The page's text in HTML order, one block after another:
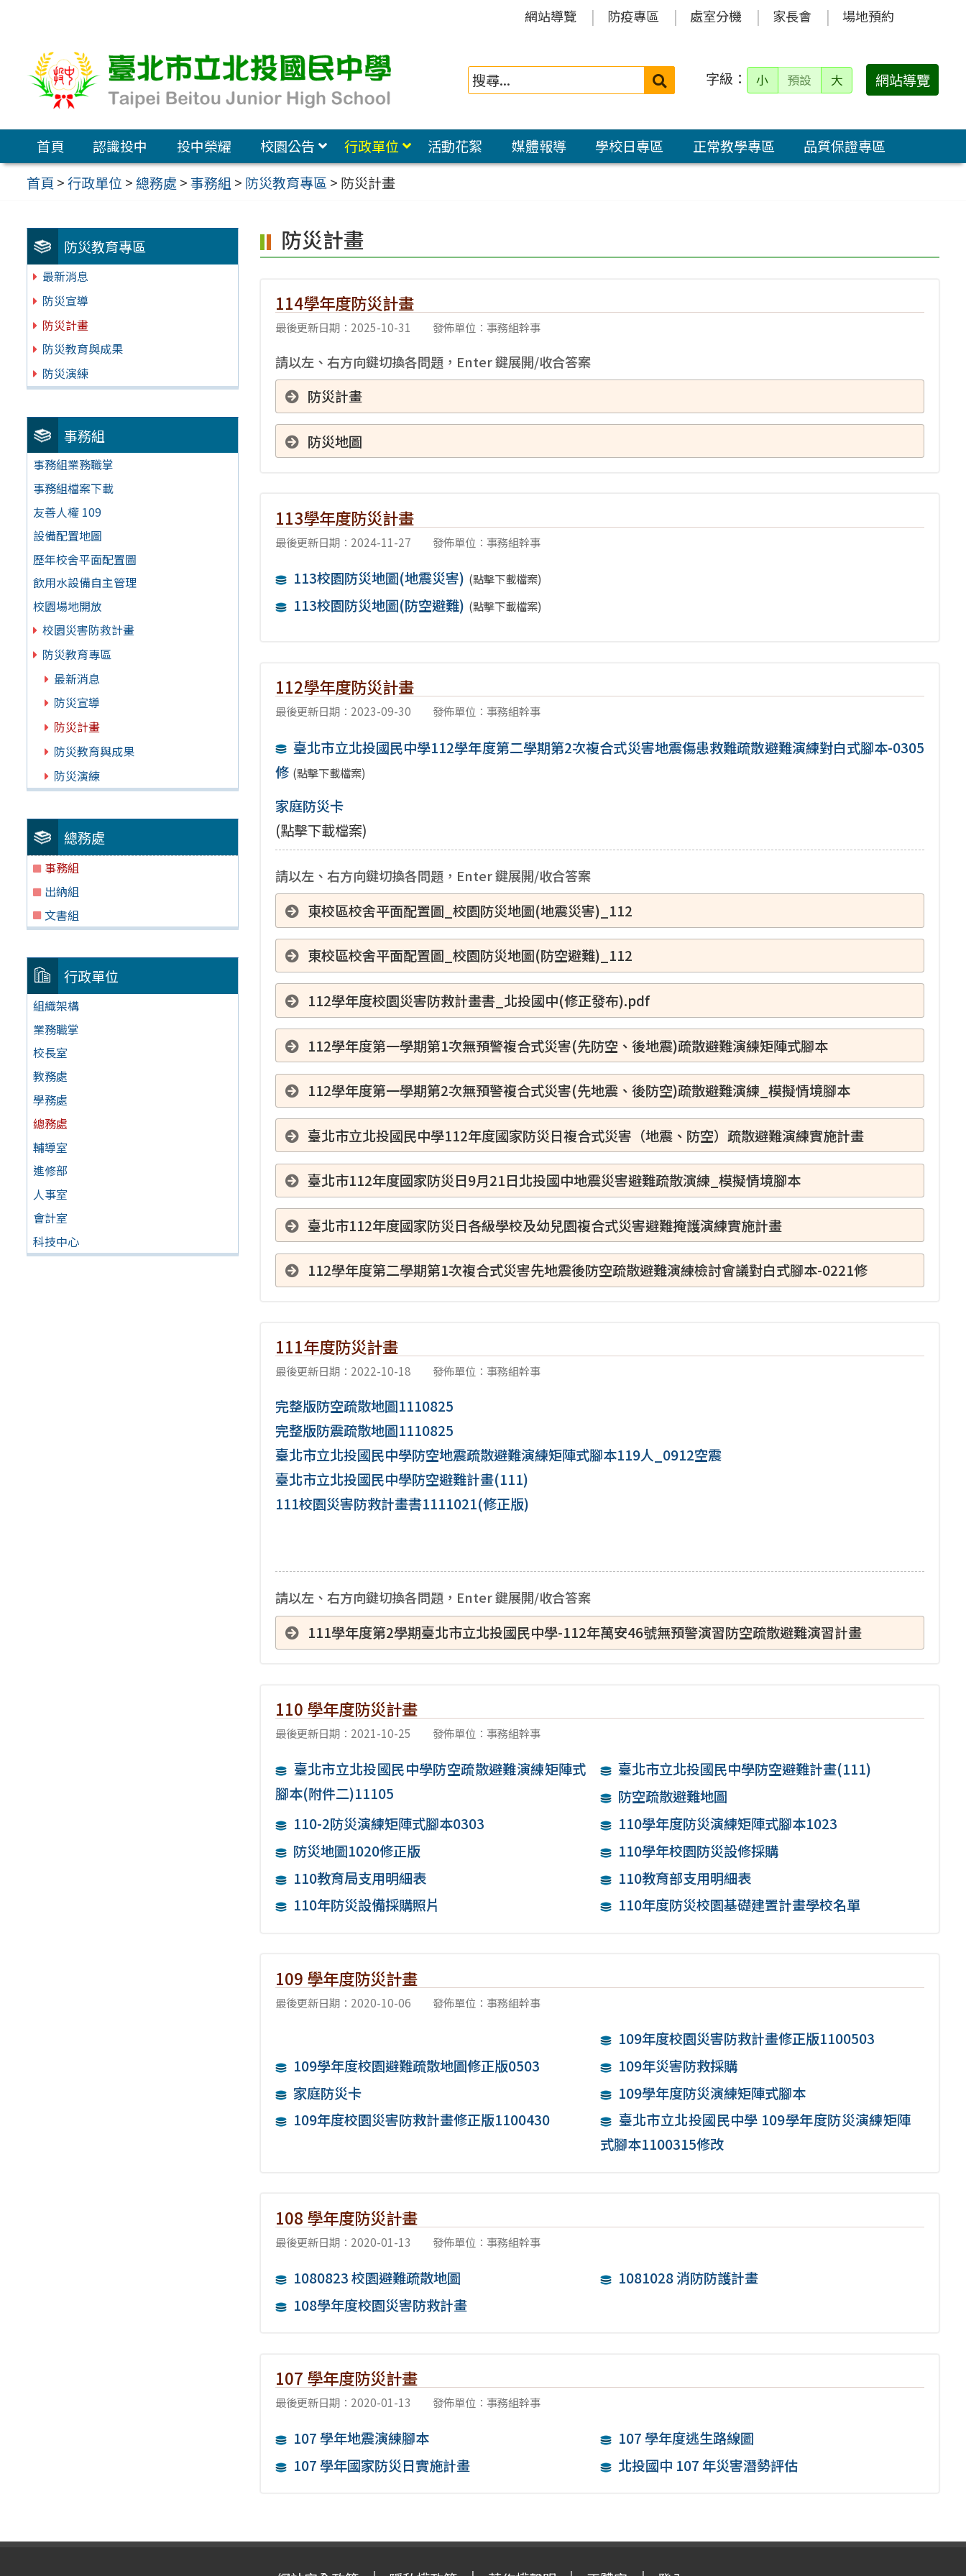
容
區
網站導覽 防疫專區 處室分機 家長會 場地預約
搜
字級： 小 預設 大 網站導覽
首頁 認識投中 投中榮耀 校園公告 行政單位 活動花絮 媒體報導 學校日專區 正常教學專區
品質保證專區
首頁 >行政單位 > 總務處 >事務組 > 防災教育專區> 防災計畫
防災教育專區
最新消息
防災宣導
防災計畫
防災教育與成果
防災演練
事務組
事務組業務職掌
事務組檔案下載
友善人權 109
設備配置地圖
歷年校舍平面配置圖
飲用水設備自主管理
校園場地開放
校園災害防救計畫
防災教育專區
最新消息
防災宣導
防災計畫
防災教育與成果
防災演練
總務處
事務組
出納組
文書組
行政單位
組織架構
業務職掌
校長室
教務處
學務處
總務處
輔導室
進修部
人事室
會計室
科技中心
防災計畫
114學年度防災計畫
最後更新日期：2025-10-31 發佈單位：事務組幹事
請以左、右方向鍵切換各問題，Enter 鍵展開/收合答案
防災計畫
防災地圖
113學年度防災計畫
最後更新日期：2024-11-27 發佈單位：事務組幹事
113校園防災地圖(地震災害) (點擊下載檔案)
113校園防災地圖(防空避難) (點擊下載檔案)
112學年度防災計畫
最後更新日期：2023-09-30 發佈單位：事務組幹事
臺北市立北投國民中學112學年度第二學期第2次複合式災害地震傷患救難疏散避難演練對白式腳本-0305
修 (點擊下載檔案)
家庭防災卡
(點擊下載檔案)
請以左、右方向鍵切換各問題，Enter 鍵展開/收合答案
東校區校舍平面配置圖_校園防災地圖(地震災害)_112
東校區校舍平面配置圖_校園防災地圖(防空避難)_112
112學年度校園災害防救計畫書_北投國中(修正發布).pdf
112學年度第一學期第1次無預警複合式災害(先防空、後地震)疏散避難演練矩陣式腳本
112學年度第一學期第2次無預警複合式災害(先地震、後防空)疏散避難演練_模擬情境腳本
臺北市立北投國民中學112年度國家防災日複合式災害（地震、防空）疏散避難演練實施計畫
臺北市112年度國家防災日9月21日北投國中地震災害避難疏散演練_模擬情境腳本
臺北市112年度國家防災日各級學校及幼兒園複合式災害避難掩護演練實施計畫
112學年度第二學期第1次複合式災害先地震後防空疏散避難演練檢討會議對白式腳本-0221修
111年度防災計畫
最後更新日期：2022-10-18 發佈單位：事務組幹事
完整版防空疏散地圖1110825
完整版防震疏散地圖1110825
臺北市立北投國民中學防空地震疏散避難演練矩陣式腳本119人_0912空震
臺北市立北投國民中學防空避難計畫(111)
111校園災害防救計畫書1111021(修正版)
請以左、右方向鍵切換各問題，Enter 鍵展開/收合答案
111學年度第2學期臺北市立北投國民中學-112年萬安46號無預警演習防空疏散避難演習計畫
110 學年度防災計畫
最後更新日期：2021-10-25 發佈單位：事務組幹事
臺北市立北投國民中學防空疏散避難演練矩陣式
腳本(附件二)11105
臺北市立北投國民中學防空避難計畫(111)
防空疏散避難地圖
110-2防災演練矩陣式腳本0303
110學年度防災演練矩陣式腳本1023
防災地圖1020修正版
110學年校園防災設修採購
110教育局支用明細表
110教育部支用明細表
110年防災設備採購照片
110年度防災校園基礎建置計畫學校名單
109 學年度防災計畫
最後更新日期：2020-10-06 發佈單位：事務組幹事
109年度校園災害防救計畫修正版1100503
109學年度校園避難疏散地圖修正版0503
109年災害防救採購
家庭防災卡
109學年度防災演練矩陣式腳本
109年度校園災害防救計畫修正版1100430
臺北市立北投國民中學 109學年度防災演練矩陣
式腳本1100315修改
108 學年度防災計畫
最後更新日期：2020-01-13 發佈單位：事務組幹事
1080823 校園避難疏散地圖
1081028 消防防護計畫
108學年度校園災害防救計畫
107 學年度防災計畫
最後更新日期：2020-01-13 發佈單位：事務組幹事
107 學年地震演練腳本
107 學年度逃生路線圖
107 學年國家防災日實施計畫
北投國中 107 年災害潛勢評估